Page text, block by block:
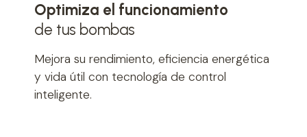
Optimiza el funcionamiento
de tus bombas
Mejora su rendimiento, eficiencia energética
y vida útil con tecnología de control
inteligente.